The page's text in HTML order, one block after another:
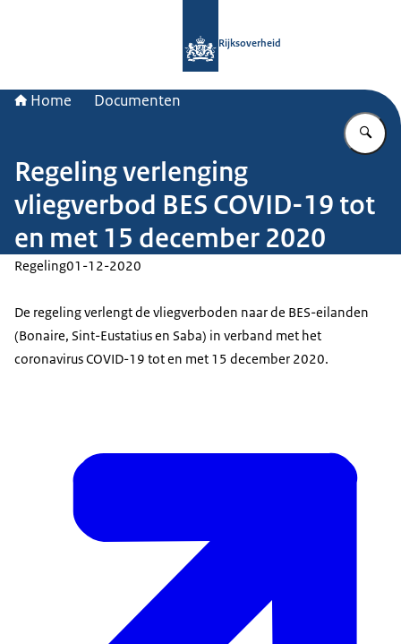
Rijksoverheid
Home Documenten
Regeling verlenging
vliegverbod BES COVID-19 tot
en met 15 december 2020
Regeling01-12-2020
De regeling verlengt de vliegverboden naar de BES-eilanden
(Bonaire, Sint-Eustatius en Saba) in verband met het
coronavirus COVID-19 tot en met 15 december 2020.